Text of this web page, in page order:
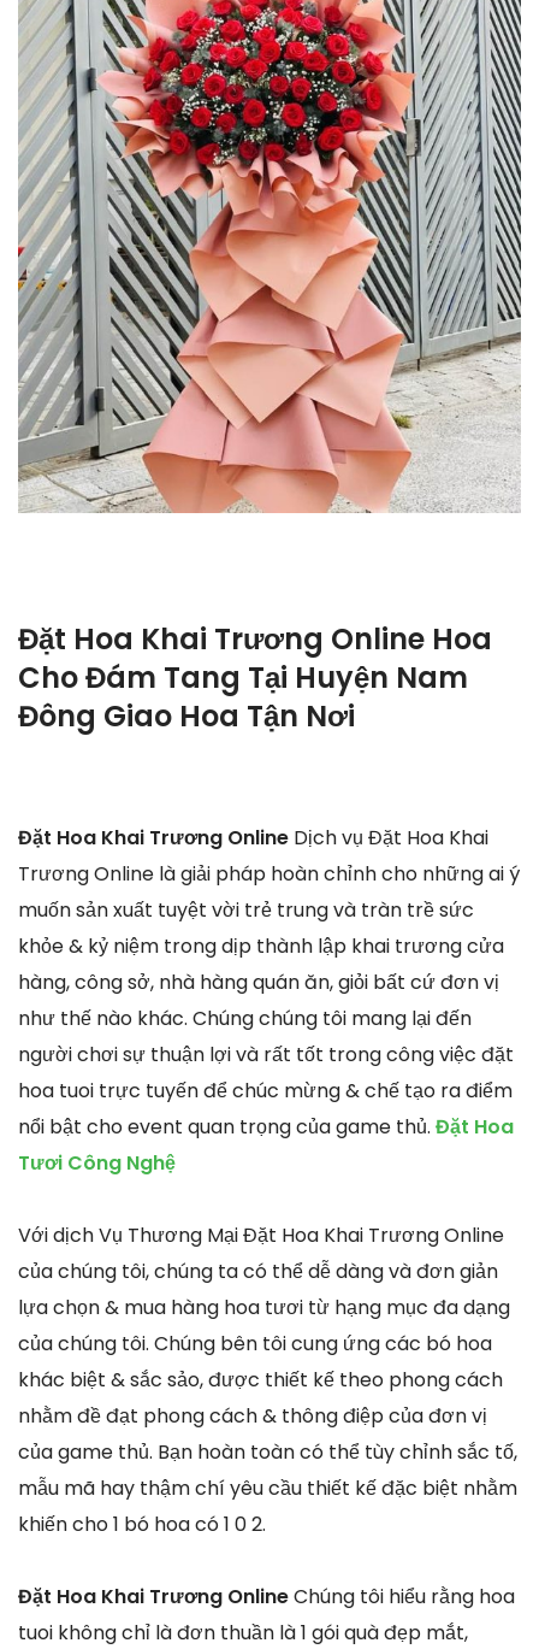
Đặt Hoa Khai Trương Online Hoa
Cho Đám Tang Tại Huyện Nam
Đông Giao Hoa Tận Nơi
Đặt Hoa Khai Trương Online Dịch vụ Đặt Hoa Khai
Trương Online là giải pháp hoàn chỉnh cho những ai ý
muốn sản xuất tuyệt vời trẻ trung và tràn trề sức
khỏe & kỷ niệm trong dịp thành lập khai trương cửa
hàng, công sở, nhà hàng quán ăn, giỏi bất cứ đơn vị
như thế nào khác. Chúng chúng tôi mang lại đến
người chơi sự thuận lợi và rất tốt trong công việc đặt
hoa tuoi trực tuyến để chúc mừng & chế tạo ra điểm
nổi bật cho event quan trọng của game thủ. Đặt Hoa
Tươi Công Nghệ
Với dịch Vụ Thương Mại Đặt Hoa Khai Trương Online
của chúng tôi, chúng ta có thể dễ dàng và đơn giản
lựa chọn & mua hàng hoa tươi từ hạng mục đa dạng
của chúng tôi. Chúng bên tôi cung ứng các bó hoa
khác biệt & sắc sảo, được thiết kế theo phong cách
nhằm đề đạt phong cách & thông điệp của đơn vị
của game thủ. Bạn hoàn toàn có thể tùy chỉnh sắc tố,
mẫu mã hay thậm chí yêu cầu thiết kế đặc biệt nhằm
khiến cho 1 bó hoa có 1 0 2.
Đặt Hoa Khai Trương OnlineChúng tôi hiểu rằng hoa
tuoi không chỉ là đơn thuần là 1 gói quà đẹp mắt,